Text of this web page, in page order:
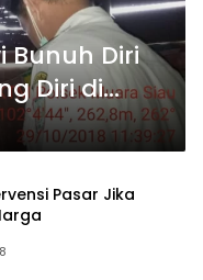
Bunuh Diri
Diri di
Pasar Jika